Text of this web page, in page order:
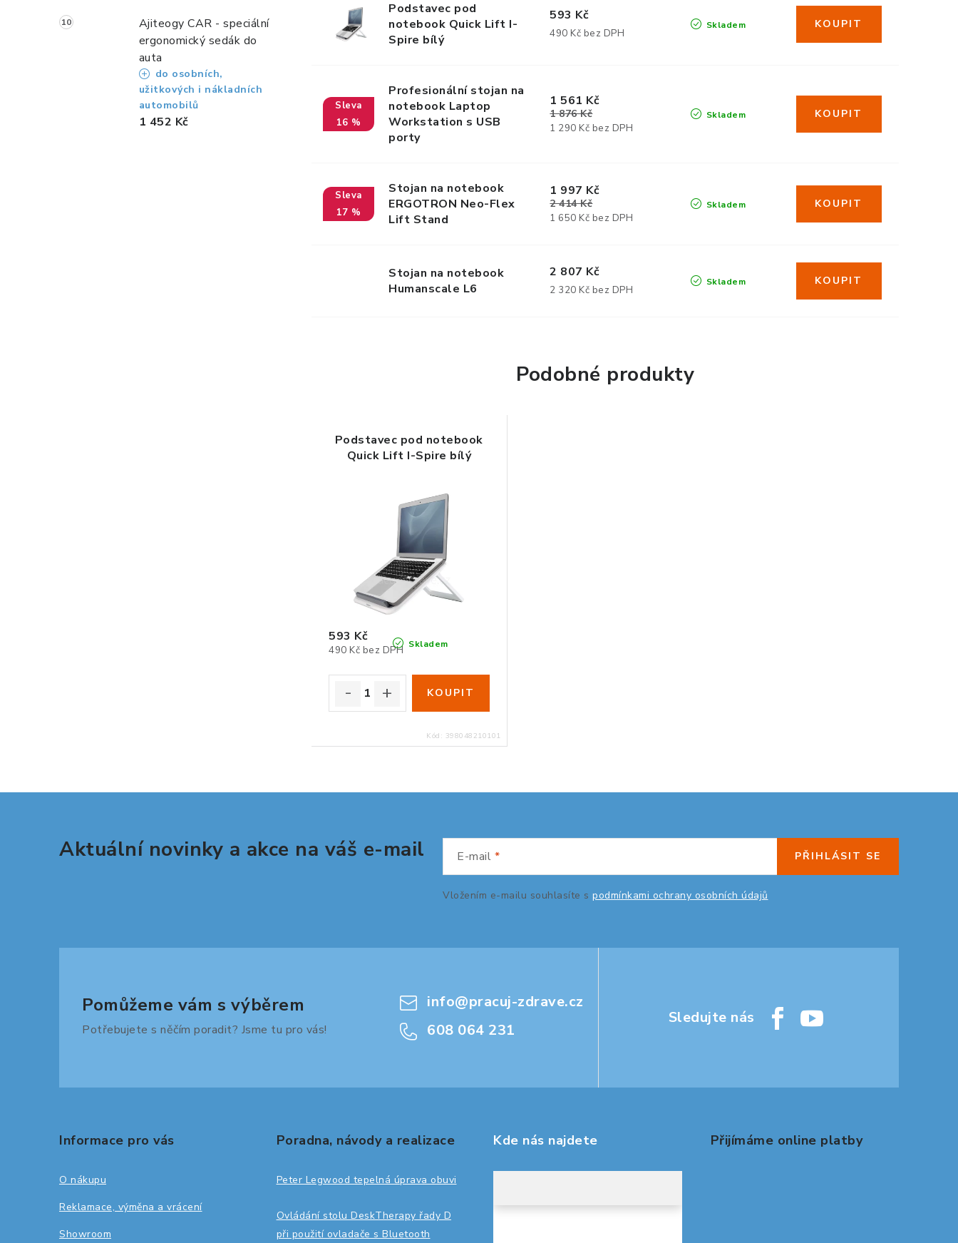
Ajiteogy CAR - speciální
ergonomický sedák do
auta
do osobních,
užitkových i nákladních
automobilů
1 452 Kč
Podstavec pod
notebook Quick Lift I-
Spire bílý
Skladem
490 Kč bez DPH
593 Kč
Profesionální stojan na
notebook Laptop
Workstation s USB
porty
16 %
Skladem
1 290 Kč bez DPH
1 561 Kč
1 876 Kč
Stojan na notebook
ERGOTRON Neo-Flex
Lift Stand
17 %
Skladem
1 650 Kč bez DPH
1 997 Kč
2 414 Kč
Stojan na notebook
Humanscale L6
Skladem
2 320 Kč bez DPH
2 807 Kč
Podobné produkty
Podstavec pod notebook
Quick Lift I-Spire bílý
Skladem
490 Kč bez DPH
593 Kč
Kód: 398048210101
Aktuální novinky a akce na váš e-mail E-mail
Vložením e-mailu souhlasíte s podmínkami ochrany osobních údajů
PŘIHLÁSIT SE
Pomůžeme vám s výběrem
Potřebujete s něčím poradit? Jsme tu pro vás!
info@pracuj-zdrave.cz
608 064 231
Informace pro vás
O nákupu
Reklamace, výměna a vrácení
Showroom
Poradna, návody a realizace
Peter Legwood tepelná úprava obuvi
Ovládání stolu DeskTherapy řady D
při použití ovladače s Bluetooth
Kde nás najdete Přijímáme online platby